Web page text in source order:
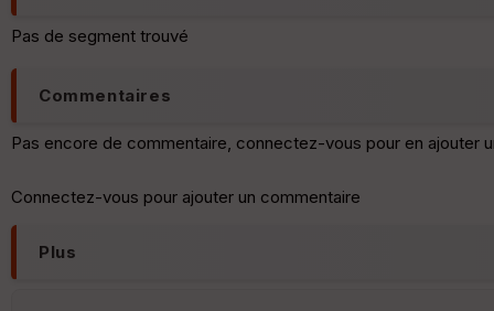
Pas de segment trouvé
Commentaires
Pas encore de commentaire, connectez-vous pour en ajouter
Connectez-vous pour ajouter un commentaire
Plus